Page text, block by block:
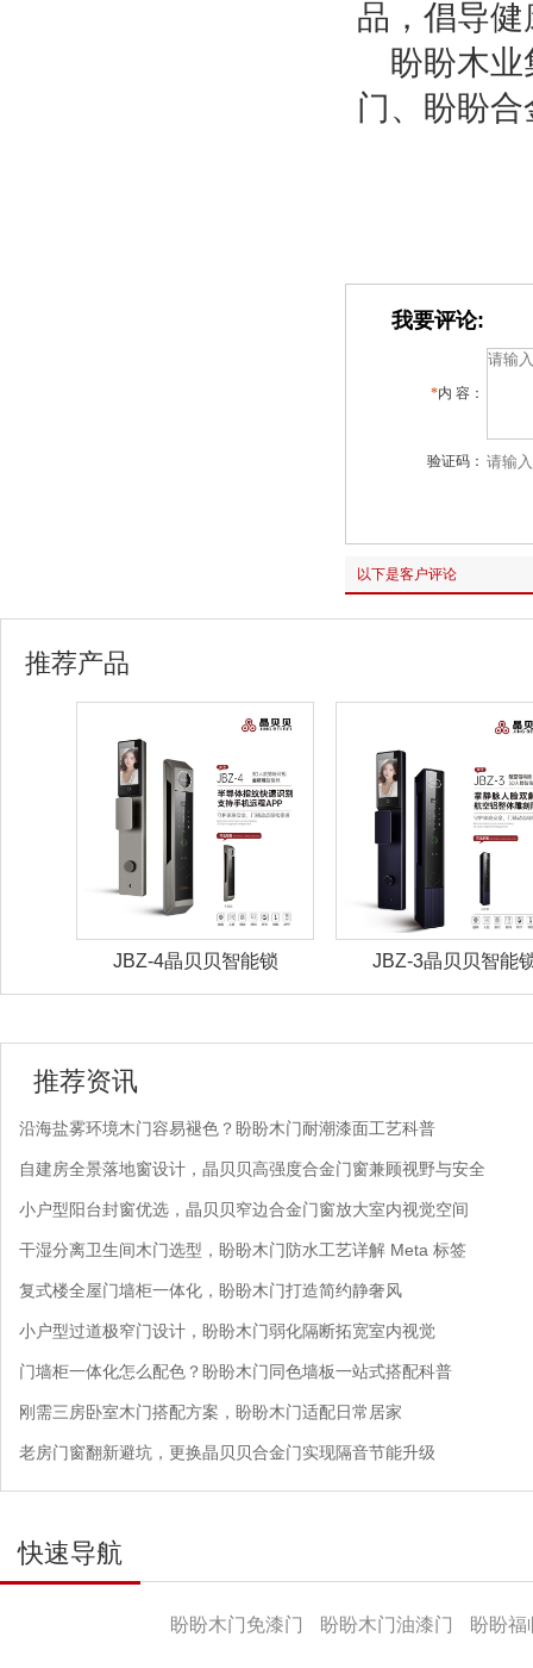
品，倡导
盼盼木
门、盼盼
我要评论:
*内 容：
验证码：
以下是客户评论
推荐产品
JBZ-4晶贝贝智能锁 JBZ-3晶贝贝智能
推荐资讯
沿海盐雾环境木门容易褪色？盼盼木门耐潮漆面工艺科普
自建房全景落地窗设计，晶贝贝高强度合金门窗兼顾视野与安全
小户型阳台封窗优选，晶贝贝窄边合金门窗放大室内视觉空间
干湿分离卫生间木门选型，盼盼木门防水工艺详解 Meta 标签
复式楼全屋门墙柜一体化，盼盼木门打造简约静奢风
小户型过道极窄门设计，盼盼木门弱化隔断拓宽室内视觉
门墙柜一体化怎么配色？盼盼木门同色墙板一站式搭配科普
刚需三房卧室木门搭配方案，盼盼木门适配日常居家
老房门窗翻新避坑，更换晶贝贝合金门实现隔音节能升级
快速导航
盼盼木门免漆门 盼盼木门油漆门 盼盼福